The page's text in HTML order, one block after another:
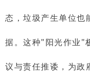
态，垃圾产生单位也
据。这种"阳光作业"
议与责任推诿，为政